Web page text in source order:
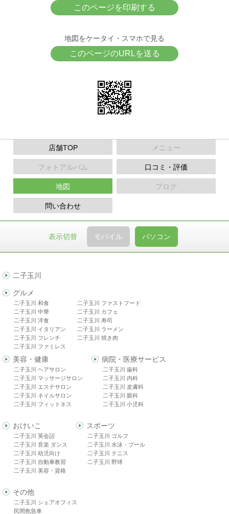
このページを印刷する
地図をケータイ・スマホで見る
このページのURLを送る
店舗TOP メニュー
フォトアルバム 口コミ・評価
地図 ブログ
問い合わせ
表示切替 モバイル パソコン
二子玉川
グルメ
二子玉川 和食
二子玉川 中華
二子玉川 洋食
二子玉川 イタリアン
二子玉川 フレンチ
二子玉川 ファミレス
二子玉川 ファストフード
二子玉川 カフェ
二子玉川 寿司
二子玉川 ラーメン
二子玉川 焼き肉
美容・健康
二子玉川 ヘアサロン
二子玉川 マッサージサロン
二子玉川 エステサロン
二子玉川 ネイルサロン
二子玉川 フィットネス
病院・医療サービス
二子玉川 歯科
二子玉川 内科
二子玉川 皮膚科
二子玉川 眼科
二子玉川 小児科
おけいこ
二子玉川 英会話
二子玉川 音楽 ダンス
二子玉川 幼児向け
二子玉川 自動車教習
二子玉川 美容・資格
スポーツ
二子玉川 ゴルフ
二子玉川 水泳・プール
二子玉川 テニス
二子玉川 野球
その他
二子玉川 シェアオフィス
民間救急車